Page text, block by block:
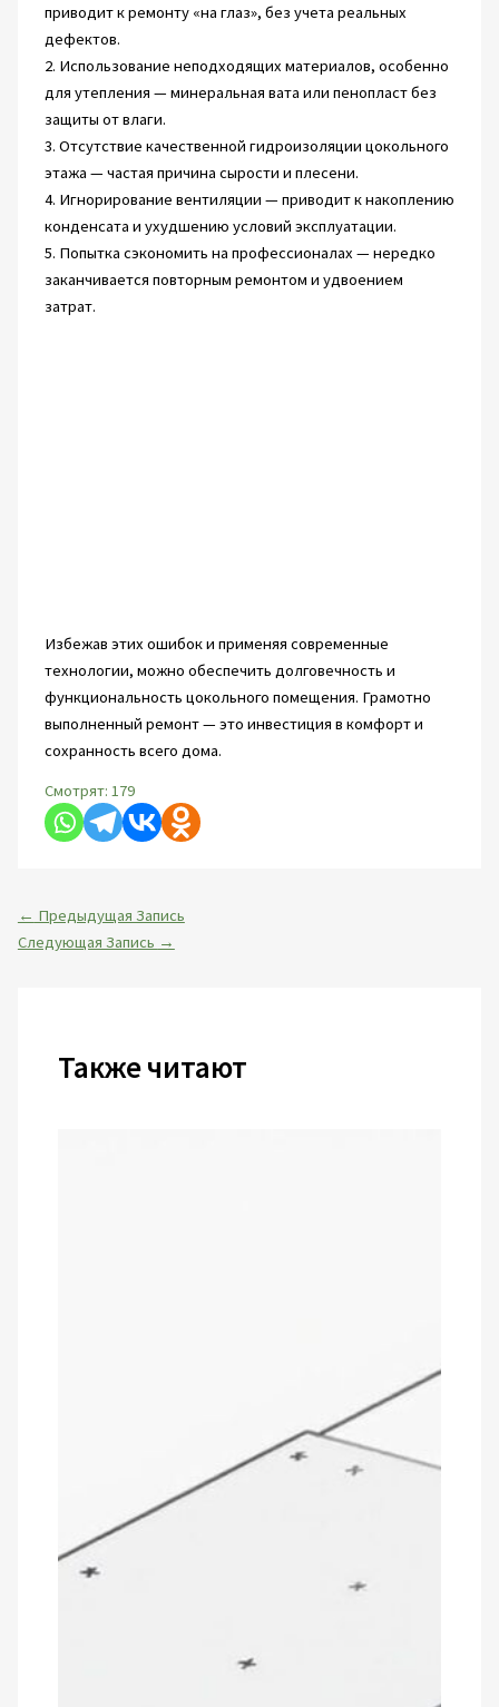
приводит к ремонту «на глаз», без учета реальных
дефектов.
2. Использование неподходящих материалов, особенно
для утепления — минеральная вата или пенопласт без
защиты от влаги.
3. Отсутствие качественной гидроизоляции цокольного
этажа — частая причина сырости и плесени.
4. Игнорирование вентиляции — приводит к накоплению
конденсата и ухудшению условий эксплуатации.
5. Попытка сэкономить на профессионалах — нередко
заканчивается повторным ремонтом и удвоением
затрат.
Избежав этих ошибок и применяя современные
технологии, можно обеспечить долговечность и
функциональность цокольного помещения. Грамотно
выполненный ремонт — это инвестиция в комфорт и
сохранность всего дома.
Смотрят: 179
← Предыдущая Запись
Следующая Запись →
Также читают